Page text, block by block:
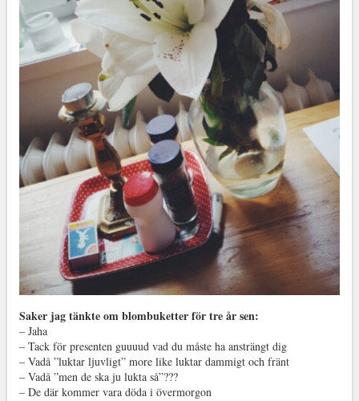
Saker jag tänkte om blombuketter för tre år sen:
– Jaha
– Tack för presenten guuuud vad du måste ha ansträngt dig
– Vadå ”luktar ljuvligt” more like luktar dammigt och fränt
– Vadå ”men de ska ju lukta så”???
– De där kommer vara döda i övermorgon